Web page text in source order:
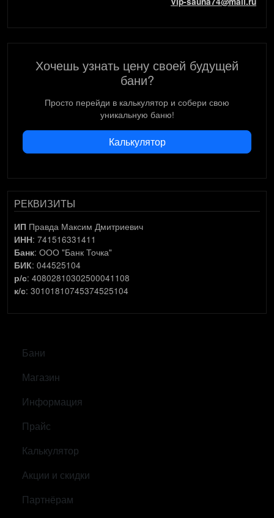
Хочешь узнать цену своей будущей
бани?
Просто перейди в калькулятор и собери свою
уникальную баню!
Калькулятор
РЕКВИЗИТЫ
ИП Правда Максим Дмитриевич
ИНН: 741516331411
Банк: ООО "Банк Точка"
БИК: 044525104
р/с: 40802810302500041108
к/с: 30101810745374525104
САМОЕ ВАЖНОЕ
Бани
Магазин
Информация
Прайс
Калькулятор
Акции и скидки
Партнёрам